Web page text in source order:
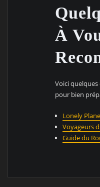
À
Voici
pour bien
Lonely
Voyageurs
Guide du